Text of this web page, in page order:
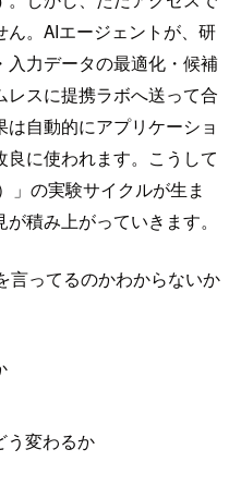
ん。AIエージェントが、研
入力データの最適化・候補
スに提携ラボへ送って合
自動的にアプリケーショ
に使われます。こうして
」の実験サイクルが生ま
積み上がっていきます。
ってるのかわからないか
う変わるか